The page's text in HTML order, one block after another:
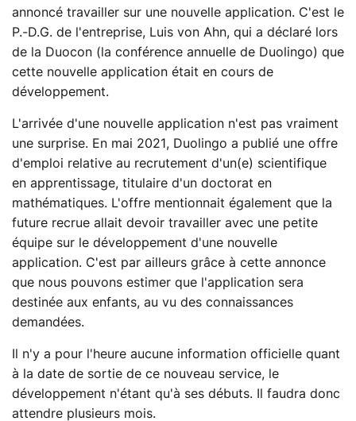
annoncé travailler sur une nouvelle application. C'est le
P.-D.G. de l'entreprise, Luis von Ahn, qui a déclaré lors
de la Duocon (la conférence annuelle de Duolingo) que
cette nouvelle application était en cours de
développement.
L'arrivée d'une nouvelle application n'est pas vraiment
une surprise. En mai 2021, Duolingo a publié une offre
d'emploi relative au recrutement d'un(e) scientifique
en apprentissage, titulaire d'un doctorat en
mathématiques. L'offre mentionnait également que la
future recrue allait devoir travailler avec une petite
équipe sur le développement d'une nouvelle
application. C'est par ailleurs grâce à cette annonce
que nous pouvons estimer que l'application sera
destinée aux enfants, au vu des connaissances
demandées.
Il n'y a pour l'heure aucune information officielle quant
à la date de sortie de ce nouveau service, le
développement n'étant qu'à ses débuts. Il faudra donc
attendre plusieurs mois.